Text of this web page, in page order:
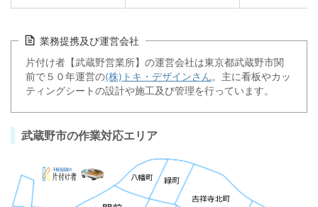
業務提携及び運営会社
片付け者【武蔵野営業所】の運営会社は東京都武蔵野市関
前で５０年運営の(株)トキ・デザインさん。主に看板やカッ
ティングシートの設計や施工及び管理を行っています。
武蔵野市の作業対応エリア